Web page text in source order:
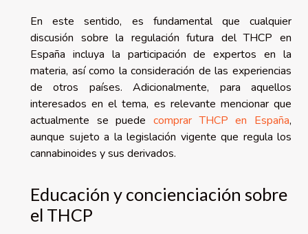
En este sentido, es fundamental que cualquier
discusión sobre la regulación futura del THCP en
España incluya la participación de expertos en la
materia, así como la consideración de las experiencias
de otros países. Adicionalmente, para aquellos
interesados en el tema, es relevante mencionar que
actualmente se puede comprar THCP en España,
aunque sujeto a la legislación vigente que regula los
cannabinoides y sus derivados.
Educación y concienciación sobre
el THCP